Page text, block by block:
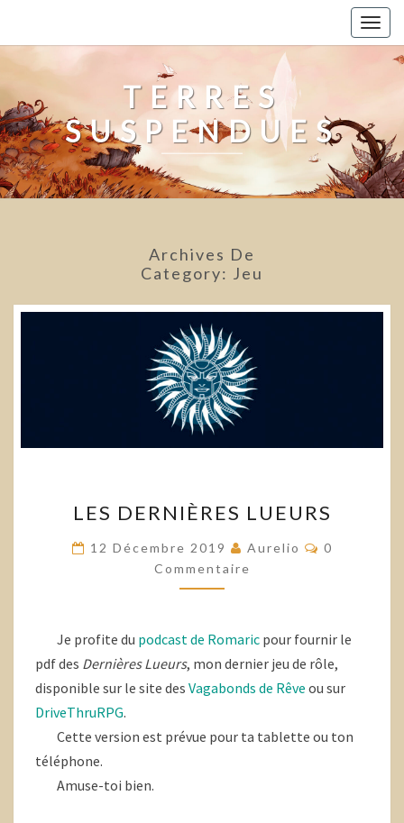
content
TERRES
SUSPENDUES
Archives De
Category: Jeu
DERNIÈRES
LUEURS
LES DERNIÈRES LUEURS
12 Décembre 2019 Aurelio
0
Commentaire
Je profite du podcast de Romaric pour fournir le
pdf des Dernières Lueurs, mon dernier jeu de rôle,
disponible sur le site des Vagabonds de Rêve ou sur
DriveThruRPG.
Cette version est prévue pour ta tablette ou ton
téléphone.
Amuse-toi bien.